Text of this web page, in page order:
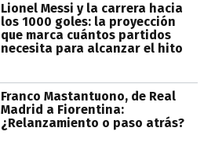
Lionel Messi y la carrera hacia
los 1000 goles: la proyección
que marca cuántos partidos
necesita para alcanzar el hito
Franco Mastantuono, de Real
Madrid a Fiorentina:
¿Relanzamiento o paso atrás?